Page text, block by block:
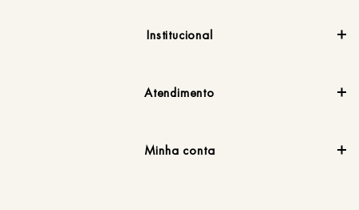
Institucional
Atendimento
Minha conta